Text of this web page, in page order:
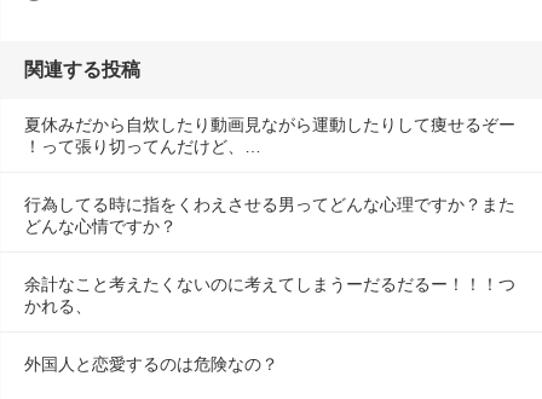
関連する投稿
夏休みだから自炊したり動画見ながら運動したりして痩せるぞー
！って張り切ってんだけど、…
行為してる時に指をくわえさせる男ってどんな心理ですか？また
どんな心情ですか？
余計なこと考えたくないのに考えてしまうーだるだるー！！！つ
かれる、
外国人と恋愛するのは危険なの？